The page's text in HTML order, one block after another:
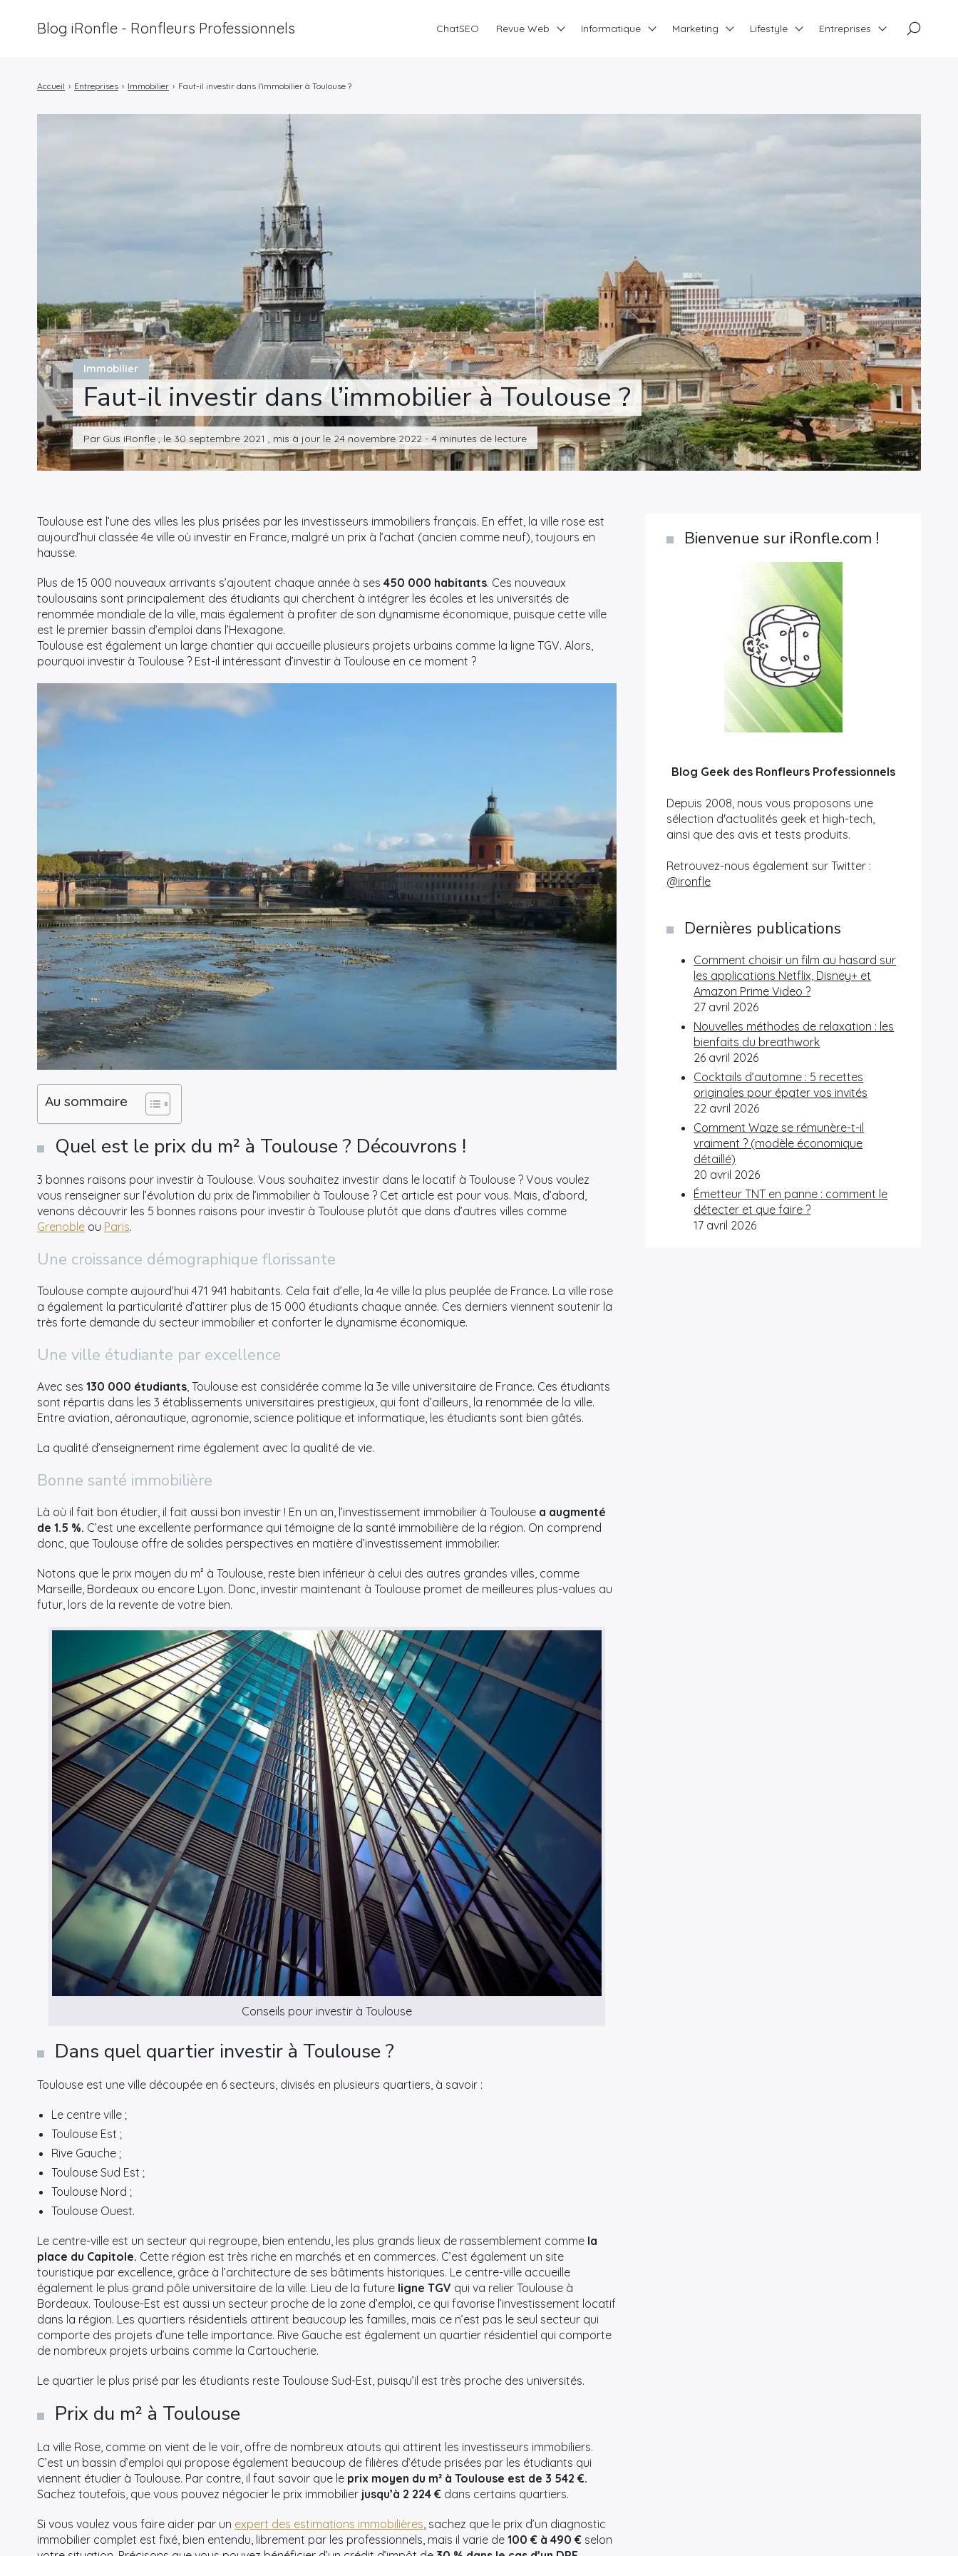
Immobilier
Faut-il investir dans l’immobilier à Toulouse ?
Par Gus iRonfle , le 30 septembre 2021 , mis à jour le 24 novembre 2022 - 4 minutes de lecture
Accueil › Entreprises › Immobilier › Faut-il investir dans l’immobilier à Toulouse ?
Toulouse est l’une des villes les plus prisées par les investisseurs immobiliers français. En effet, la ville rose est
aujourd’hui classée 4e ville où investir en France, malgré un prix à l’achat (ancien comme neuf), toujours en
hausse.
Plus de 15 000 nouveaux arrivants s’ajoutent chaque année à ses 450 000 habitants. Ces nouveaux
toulousains sont principalement des étudiants qui cherchent à intégrer les écoles et les universités de
renommée mondiale de la ville, mais également à profiter de son dynamisme économique, puisque cette ville
est le premier bassin d’emploi dans l’Hexagone.
Toulouse est également un large chantier qui accueille plusieurs projets urbains comme la ligne TGV. Alors,
pourquoi investir à Toulouse ? Est-il intéressant d’investir à Toulouse en ce moment ?
Au sommaire
Quel est le prix du m² à Toulouse ? Découvrons !
3 bonnes raisons pour investir à Toulouse. Vous souhaitez investir dans le locatif à Toulouse ? Vous voulez
vous renseigner sur l’évolution du prix de l’immobilier à Toulouse ? Cet article est pour vous. Mais, d’abord,
venons découvrir les 5 bonnes raisons pour investir à Toulouse plutôt que dans d’autres villes comme
Grenoble ou Paris.
Une croissance démographique florissante
Toulouse compte aujourd’hui 471 941 habitants. Cela fait d’elle, la 4e ville la plus peuplée de France. La ville rose
a également la particularité d’attirer plus de 15 000 étudiants chaque année. Ces derniers viennent soutenir la
très forte demande du secteur immobilier et conforter le dynamisme économique.
Une ville étudiante par excellence
Avec ses 130 000 étudiants , Toulouse est considérée comme la 3e ville universitaire de France. Ces étudiants
sont répartis dans les 3 établissements universitaires prestigieux, qui font d’ailleurs, la renommée de la ville.
Entre aviation, aéronautique, agronomie, science politique et informatique, les étudiants sont bien gâtés.
La qualité d’enseignement rime également avec la qualité de vie.
Bonne santé immobilière
Là où il fait bon étudier, il fait aussi bon investir ! En un an, l’investissement immobilier à Toulouse a augmenté
de 1.5 %. C’est une excellente performance qui témoigne de la santé immobilière de la région. On comprend
donc, que Toulouse offre de solides perspectives en matière d’investissement immobilier.
Notons que le prix moyen du m² à Toulouse, reste bien inférieur à celui des autres grandes villes, comme
Marseille, Bordeaux ou encore Lyon. Donc, investir maintenant à Toulouse promet de meilleures plus-values au
futur, lors de la revente de votre bien.
Conseils pour investir à Toulouse
Dans quel quartier investir à Toulouse ?
Toulouse est une ville découpée en 6 secteurs, divisés en plusieurs quartiers, à savoir :
Le centre ville ;
Toulouse Est ;
Rive Gauche ;
Toulouse Sud Est ;
Toulouse Nord ;
Toulouse Ouest.
Le centre-ville est un secteur qui regroupe, bien entendu, les plus grands lieux de rassemblement comme la
place du Capitole. Cette région est très riche en marchés et en commerces. C’est également un site
touristique par excellence, grâce à l’architecture de ses bâtiments historiques. Le centre-ville accueille
également le plus grand pôle universitaire de la ville. Lieu de la future ligne TGV qui va relier Toulouse à
Bordeaux. Toulouse-Est est aussi un secteur proche de la zone d’emploi, ce qui favorise l’investissement locatif
dans la région. Les quartiers résidentiels attirent beaucoup les familles, mais ce n’est pas le seul secteur qui
comporte des projets d’une telle importance. Rive Gauche est également un quartier résidentiel qui comporte
de nombreux projets urbains comme la Cartoucherie.
Le quartier le plus prisé par les étudiants reste Toulouse Sud-Est, puisqu’il est très proche des universités.
Prix du m² à Toulouse
La ville Rose, comme on vient de le voir, offre de nombreux atouts qui attirent les investisseurs immobiliers.
C’est un bassin d’emploi qui propose également beaucoup de filières d’étude prisées par les étudiants qui
viennent étudier à Toulouse. Par contre, il faut savoir que le prix moyen du m² à Toulouse est de 3 542 €.
Sachez toutefois, que vous pouvez négocier le prix immobilier jusqu’à 2 224 € dans certains quartiers.
Si vous voulez vous faire aider par un expert des estimations immobilières, sachez que le prix d’un diagnostic
immobilier complet est fixé, bien entendu, librement par les professionnels, mais il varie de 100 € à 490 € selon
Bienvenue sur iRonfle.com !
Blog Geek des Ronfleurs Professionnels
Depuis 2008, nous vous proposons une
sélection d'actualités geek et high-tech,
ainsi que des avis et tests produits.
Retrouvez-nous également sur Twitter :
@ironfle
Dernières publications
Comment choisir un film au hasard sur
les applications Netflix, Disney+ et
Amazon Prime Video ?
27 avril 2026
Nouvelles méthodes de relaxation : les
bienfaits du breathwork
26 avril 2026
Cocktails d’automne : 5 recettes
originales pour épater vos invités
22 avril 2026
Comment Waze se rémunère-t-il
vraiment ? (modèle économique
détaillé)
20 avril 2026
Émetteur TNT en panne : comment le
détecter et que faire ?
17 avril 2026
Blog iRonfle - Ronfleurs Professionnels ChatSEO Revue Web Informatique Marketing Lifestyle Entreprises